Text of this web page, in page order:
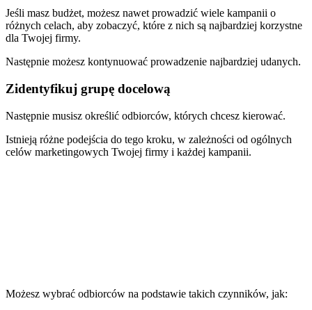
Jeśli masz budżet, możesz nawet prowadzić wiele kampanii o
różnych celach, aby zobaczyć, które z nich są najbardziej korzystne
dla Twojej firmy.
Następnie możesz kontynuować prowadzenie najbardziej udanych.
Zidentyfikuj grupę docelową
Następnie musisz określić odbiorców, których chcesz kierować.
Istnieją różne podejścia do tego kroku, w zależności od ogólnych
celów marketingowych Twojej firmy i każdej kampanii.
Możesz wybrać odbiorców na podstawie takich czynników, jak: